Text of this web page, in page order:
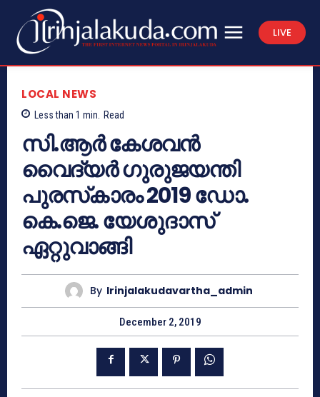
LIVE
LOCAL NEWS
Less than 1 min. Read
സി.ആര്‍ കേശവന്‍
വൈദ്യര്‍ ഗുരുജയന്തി
പുരസ്‌കാരം 2019 ഡോ.
കെ.ജെ. യേശുദാസ്
ഏറ്റുവാങ്ങി
By Irinjalakudavartha_admin
December 2, 2019